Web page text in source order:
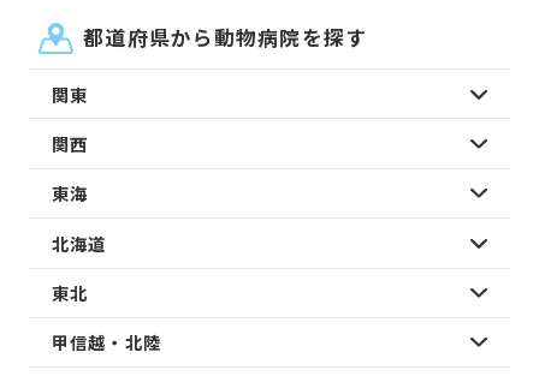
都道府県から動物病院を探す
関東
関西
東海
北海道
東北
甲信越・北陸